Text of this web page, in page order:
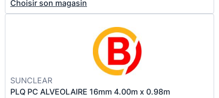
Choisir son magasin
SUNCLEAR
PLQ PC ALVEOLAIRE 16mm 4.00m x 0.98m